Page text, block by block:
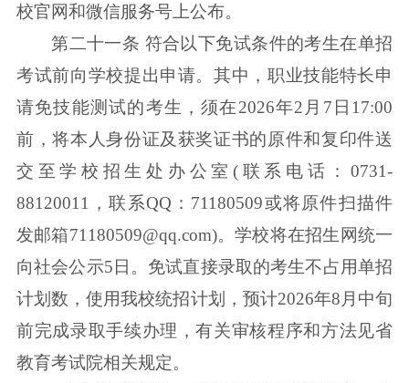
校官网和微信服务号上公布。
第二十一条 符合以下免试条件的考生在单招
考试前向学校提出申请。其中，职业技能特长申
请免技能测试的考生，须在2026年2月7日17:00
前，将本人身份证及获奖证书的原件和复印件送
交至学校招生处办公室(联系电话：0731-
88120011，联系QQ：71180509或将原件扫描件
发邮箱71180509@qq.com)。学校将在招生网统一
向社会公示5日。免试直接录取的考生不占用单招
计划数，使用我校统招计划，预计2026年8月中旬
前完成录取手续办理，有关审核程序和方法见省
教育考试院相关规定。